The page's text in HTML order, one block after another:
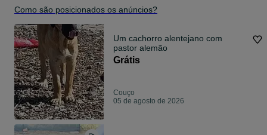
Como são posicionados os anúncios?
Um cachorro alentejano com
pastor alemão
Grátis
Couço
05 de agosto de 2026